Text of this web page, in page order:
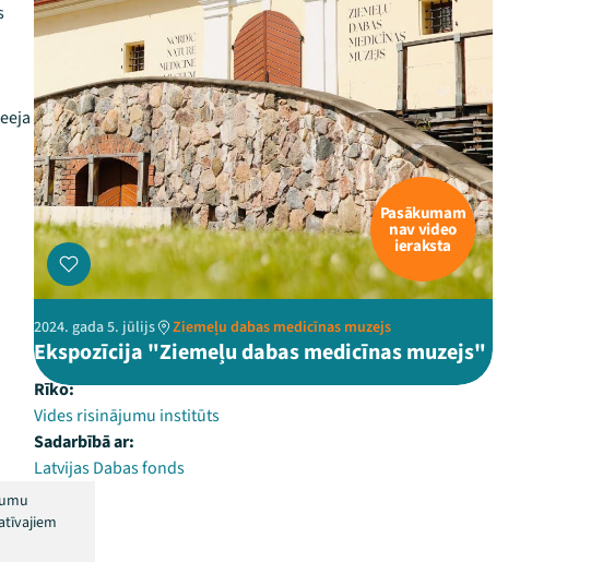
Pasākumam
nav video
ieraksta
2024. gada 5. jūlijs Ziemeļu dabas medicīnas muzejs
Ekspozīcija "Ziemeļu dabas medicīnas muzejs"
Rīko:
Vides risinājumu institūts
Sadarbībā ar:
Latvijas Dabas fonds